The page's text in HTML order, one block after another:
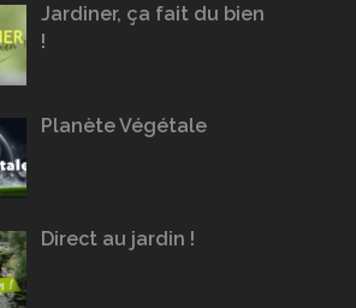
Jardiner, ça fait du bien
!
Planète Végétale
Direct au jardin !